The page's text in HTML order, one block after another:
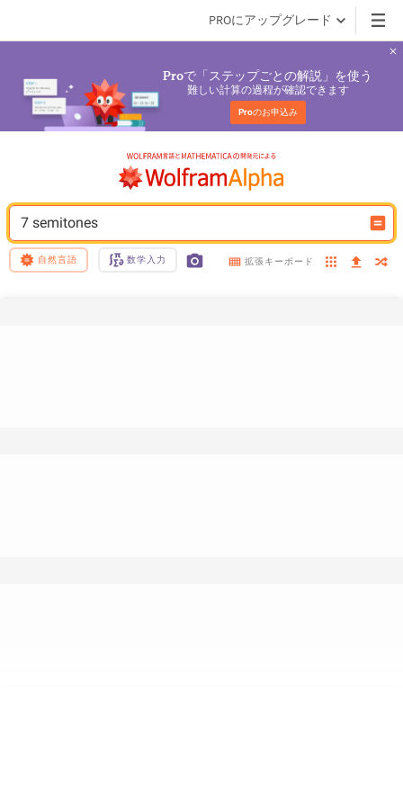
PROにアップグレード
Proで「ステップごとの解説」を使う
難しい計算の過程が確認できます
Proのお申込み
7 semitones
自然言語 数学入力 拡張キーボード